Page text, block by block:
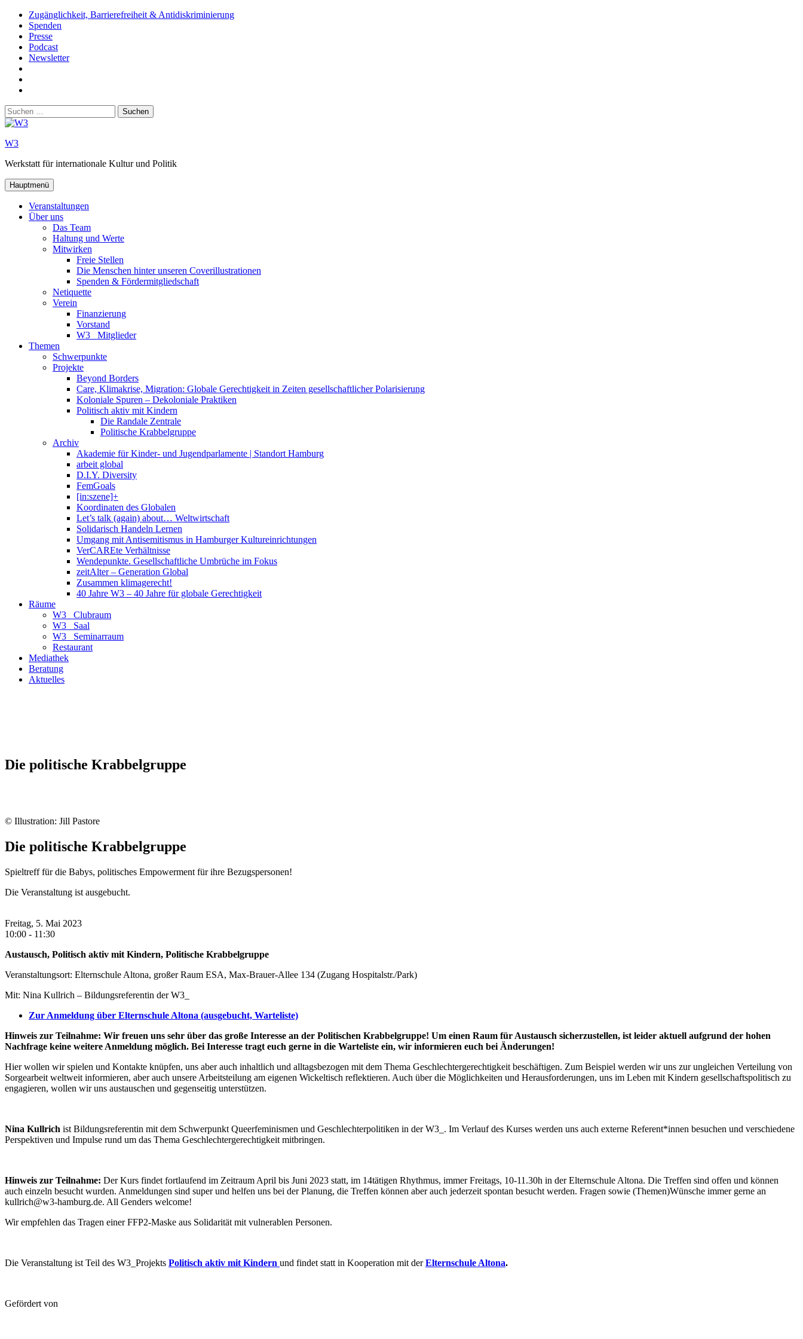
Zum
Inhalt
springen
Zugänglichkeit, Barrierefreiheit & Antidiskriminierung
Spenden
Presse
Podcast
Newsletter
Youtube
Suchen
nach:
W3
Werkstatt für internationale Kultur und Politik
Hauptmenü
Veranstaltungen
Über uns
Das Team
Haltung und Werte
Mitwirken
Freie Stellen
Die Menschen hinter unseren Coverillustrationen
Spenden & Fördermitgliedschaft
Netiquette
Verein
Finanzierung
Vorstand
W3_ Mitglieder
Themen
Schwerpunkte
Projekte
Beyond Borders
Care, Klimakrise, Migration: Globale Gerechtigkeit in Zeiten gesellschaftlicher Polarisierung
Koloniale Spuren – Dekoloniale Praktiken
Politisch aktiv mit Kindern
Die Randale Zentrale
Politische Krabbelgruppe
Archiv
Akademie für Kinder- und Jugendparlamente | Standort Hamburg
arbeit global
D.I.Y. Diversity
FemGoals
[in:szene]+
Koordinaten des Globalen
Let’s talk (again) about… Weltwirtschaft
Solidarisch Handeln Lernen
Umgang mit Antisemitismus in Hamburger Kultureinrichtungen
VerCAREte Verhältnisse
Wendepunkte. Gesellschaftliche Umbrüche im Fokus
zeitAlter – Generation Global
Zusammen klimagerecht!
40 Jahre W3 – 40 Jahre für globale Gerechtigkeit
Räume
W3_ Clubraum
W3_ Saal
W3_ Seminarraum
Restaurant
Mediathek
Beratung
Aktuelles
Die politische Krabbelgruppe
© Illustration: Jill Pastore
Die politische Krabbelgruppe
Spieltreff für die Babys, politisches Empowerment für ihre Bezugspersonen!
Die Veranstaltung ist ausgebucht.
Freitag, 5. Mai 2023
10:00 - 11:30
Austausch, Politisch aktiv mit Kindern, Politische Krabbelgruppe
Veranstaltungsort: Elternschule Altona, großer Raum ESA, Max-Brauer-Allee 134 (Zugang Hospitalstr./Park)
Mit: Nina Kullrich – Bildungsreferentin der W3_
Zur Anmeldung über Elternschule Altona (ausgebucht, Warteliste)
Hinweis zur Teilnahme: Wir freuen uns sehr über das große Interesse an der Politischen Krabbelgruppe! Um einen Raum für Austausch sicherzustellen, ist leider aktuell aufgrund der hohen
Nachfrage keine weitere Anmeldung möglich. Bei Interesse tragt euch gerne in die Warteliste ein, wir informieren euch bei Änderungen!
Hier wollen wir spielen und Kontakte knüpfen, uns aber auch inhaltlich und alltagsbezogen mit dem Thema Geschlechtergerechtigkeit beschäftigen. Zum Beispiel werden wir uns zur ungleichen Verteilung von
Sorgearbeit weltweit informieren, aber auch unsere Arbeitsteilung am eigenen Wickeltisch reflektieren. Auch über die Möglichkeiten und Herausforderungen, uns im Leben mit Kindern gesellschaftspolitisch zu
engagieren, wollen wir uns austauschen und gegenseitig unterstützen.
Nina Kullrich ist Bildungsreferentin mit dem Schwerpunkt Queerfeminismen und Geschlechterpolitiken in der W3_. Im Verlauf des Kurses werden uns auch externe Referent*innen besuchen und verschiedene
Perspektiven und Impulse rund um das Thema Geschlechtergerechtigkeit mitbringen.
Hinweis zur Teilnahme: Der Kurs findet fortlaufend im Zeitraum April bis Juni 2023 statt, im 14tätigen Rhythmus, immer Freitags, 10-11.30h in der Elternschule Altona. Die Treffen sind offen und können
auch einzeln besucht wurden. Anmeldungen sind super und helfen uns bei der Planung, die Treffen können aber auch jederzeit spontan besucht werden. Fragen sowie (Themen)Wünsche immer gerne an
kullrich@w3-hamburg.de. All Genders welcome!
Wir empfehlen das Tragen einer FFP2-Maske aus Solidarität mit vulnerablen Personen.
Die Veranstaltung ist Teil des W3_Projekts Politisch aktiv mit Kindern und findet statt in Kooperation mit derElternschule Altona.
Gefördert von